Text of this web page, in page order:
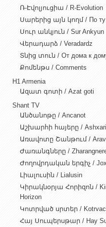
Ռ-Էվոլյուցիա / R-Evolution
Սարերից այն կողմ / По ту
Սուր անկյուն / Sur Ankyun
Վերադարձ / Veradardz
Տնից տուն / От дома к
Քոմենթս / Comments
H1 Armenia
Ազատ գոտի / Azat goti
Shant TV
Անծանոթը / Ancanot
Աշխարհի հայերը / Ashxari
Առավոտը Շանթում /
Ժառանգները /
Ժողովրդական երգիչ /
Լիալուսին / Lialusin
Կիրակնօրյա Հորիզոն /
Horizon
Կոտրված սրտեր / Kotrvac
Հայ Սուպերսթար / Hay